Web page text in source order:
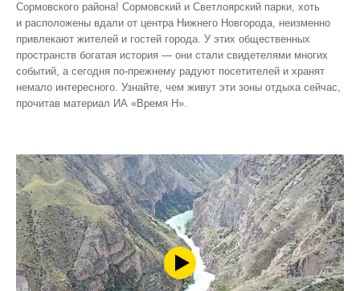
Сормовского района! Сормовский и Светлоярский парки, хоть
и расположены вдали от центра Нижнего Новгорода, неизменно
привлекают жителей и гостей города. У этих общественных
пространств богатая история — они стали свидетелями многих
событий, а сегодня по‑прежнему радуют посетителей и хранят
немало интересного. Узнайте, чем живут эти зоны отдыха сейчас,
прочитав материал ИА «Время Н».